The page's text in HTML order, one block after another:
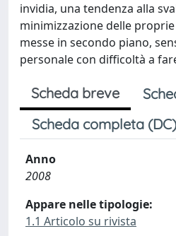
invidia, una tendenza alla
minimizzazione delle
messe in secondo piano,
personale con difficoltà a
Scheda breve
Scheda completa (DC)
Anno
2008
Appare nelle tipologie:
1.1 Articolo su rivista